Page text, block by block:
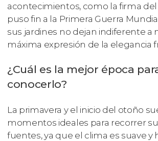
acontecimientos, como la firma
puso fin a la Primera Guerra
sus jardines no dejan indiferente a
máxima expresión de la elegancia
¿Cuál es la mejor época
conocerlo?
La primavera y el inicio del otoño
momentos ideales para recorrer
fuentes, ya que el clima es suave y